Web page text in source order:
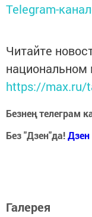
Telegram-
Читайте
https://max.ru/
Безнең телеграм
Без "Дзен"да!Дзен
Галерея